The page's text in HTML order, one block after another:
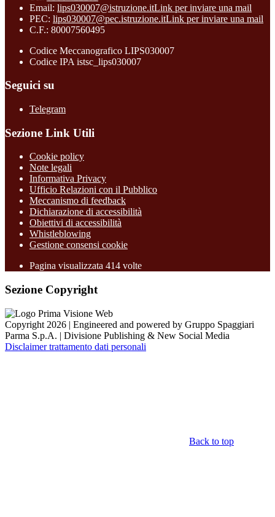
Email: lips030007@istruzione.itLink per inviare una mail
PEC: lips030007@pec.istruzione.itLink per inviare una mail
C.F.: 80007560495
Codice Meccanografico LIPS030007
Codice IPA istsc_lips030007
Seguici su
Telegram
Sezione Link Utili
Cookie policy
Note legali
Informativa Privacy
Ufficio Relazioni con il Pubblico
Meccanismo di feedback
Dichiarazione di accessibilità
Obiettivi di accessibilità
Whistleblowing
Gestione consensi cookie
Pagina visualizzata 414 volte
Sezione Copyright
Copyright 2026 | Engineered and powered by Gruppo Spaggiari
Parma S.p.A. | Divisione Publishing & New Social Media
Disclaimer trattamento dati personali
Back to top